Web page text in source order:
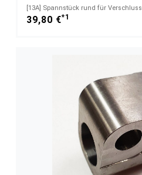
[13A] Spannstück rund für Verschluss
39,80 €*1